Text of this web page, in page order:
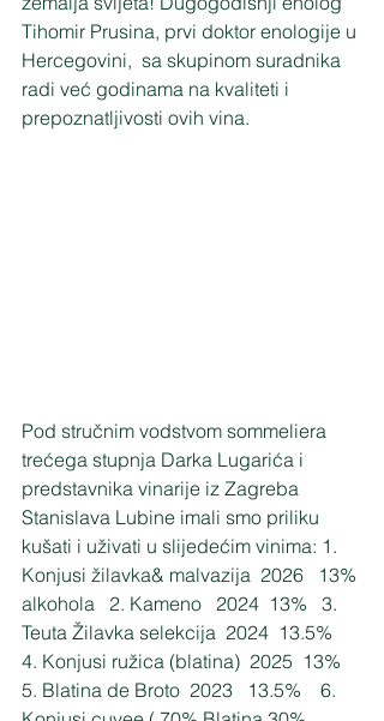
Tihomir Prusina, prvi doktor enologije u
Hercegovini,  sa skupinom suradnika
radi već godinama na kvaliteti i
prepoznatljivosti ovih vina.
Pod stručnim vodstvom sommeliera
trećega stupnja Darka Lugarića i
predstavnika vinarije iz Zagreba
Stanislava Lubine imali smo priliku
kušati i uživati u slijedećim vinima: 1.
Konjusi žilavka& malvazija  2026   13%
alkohola   2. Kameno   2024  13%   3.
Teuta Žilavka selekcija  2024  13.5%
4. Konjusi ružica (blatina)  2025  13%
5. Blatina de Broto  2023   13.5%    6.